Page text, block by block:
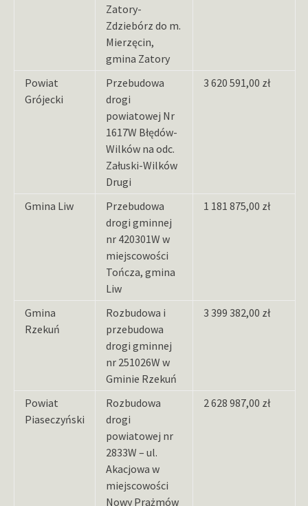
Zatory-
Zdziebórz do m.
Mierzęcin,
gmina Zatory
Powiat
Grójecki
Przebudowa
drogi
powiatowej Nr
1617W Błędów-
Wilków na odc.
Załuski-Wilków
Drugi
3 620 591,00 zł
Gmina Liw
Przebudowa
drogi gminnej
nr 420301W w
miejscowości
Tończa, gmina
Liw
1 181 875,00 zł
Gmina
Rzekuń
Rozbudowa i
przebudowa
drogi gminnej
nr 251026W w
Gminie Rzekuń
3 399 382,00 zł
Powiat
Piaseczyński
Rozbudowa
drogi
powiatowej nr
2833W – ul.
Akacjowa w
miejscowości
Nowy Prażmów
2 628 987,00 zł